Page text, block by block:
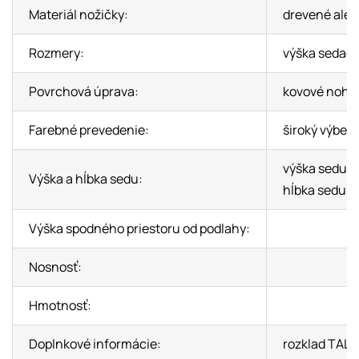
Materiál nožičky: drevené
Rozmery: výška
Povrchová úprava: kovové
Farebné prevedenie: široký výber
Výška a hĺbka sedu:
výška sedu:
hĺbka sedu:
Výška spodného priestoru od podlahy:
Nosnosť:
Hmotnosť:
Doplnkové informácie: rozklad